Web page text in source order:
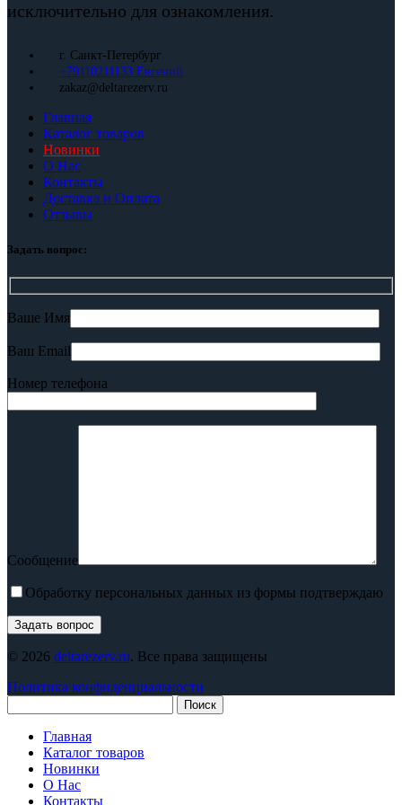
исключительно для ознакомления.
г. Санкт-Петербург
+79110211133 Евгений
zakaz@deltarezerv.ru
Главная
Каталог товаров
Новинки
О Нас
Контакты
Доставка и Оплата
Отзывы
Задать вопрос:
Ваше Имя
Ваш Email
Номер телефона
Сообщение
Обработку персональных данных из формы подтверждаю
© 2026 deltarezerv.ru. Все права защищены
Политика конфиденциальности
Поиск
Главная
Каталог товаров
Новинки
О Нас
Контакты